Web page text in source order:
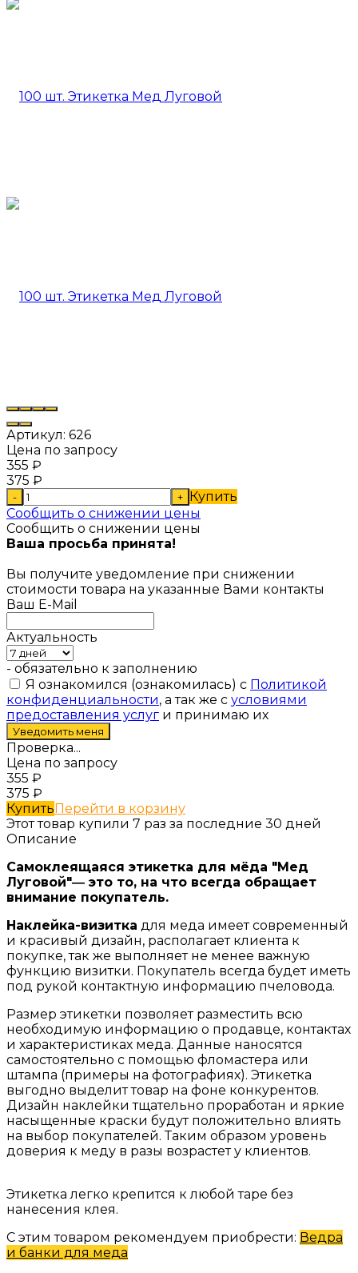
Артикул: 626
Цена по запросу
355 ₽
375 ₽
- + Купить
Сообщить о снижении цены
Сообщить о снижении цены
Ваша просьба принята!
Вы получите уведомление при снижении
стоимости товара на указанные Вами контакты
Ваш E-Mail
Актуальность
- обязательно к заполнению
Я ознакомился (ознакомилась) с Политикой
конфиденциальности, а так же с условиями
предоставления услуг и принимаю их
Проверка...
Цена по запросу
355 ₽
375 ₽
КупитьПерейти в корзину
Этот товар купили 7 раз за последние 30 дней
Описание
Самоклеящаяся этикетка для мёда "Мед
Луговой"― это то, на что всегда обращает
внимание покупатель.
Наклейка-визитка для меда имеет современный
и красивый дизайн, располагает клиента к
покупке, так же выполняет не менее важную
функцию визитки. Покупатель всегда будет иметь
под рукой контактную информацию пчеловода.
Размер этикетки позволяет разместить всю
необходимую информацию о продавце, контактах
и характеристиках меда. Данные наносятся
самостоятельно с помощью фломастера или
штампа (примеры на фотографиях). Этикетка
выгодно выделит товар на фоне конкурентов.
Дизайн наклейки тщательно проработан и яркие
насыщенные краски будут положительно влиять
на выбор покупателей. Таким образом уровень
доверия к меду в разы возрастет у клиентов.
Этикетка легко крепится к любой таре без
нанесения клея.
С этим товаром рекомендуем приобрести: Ведра
и банки для меда